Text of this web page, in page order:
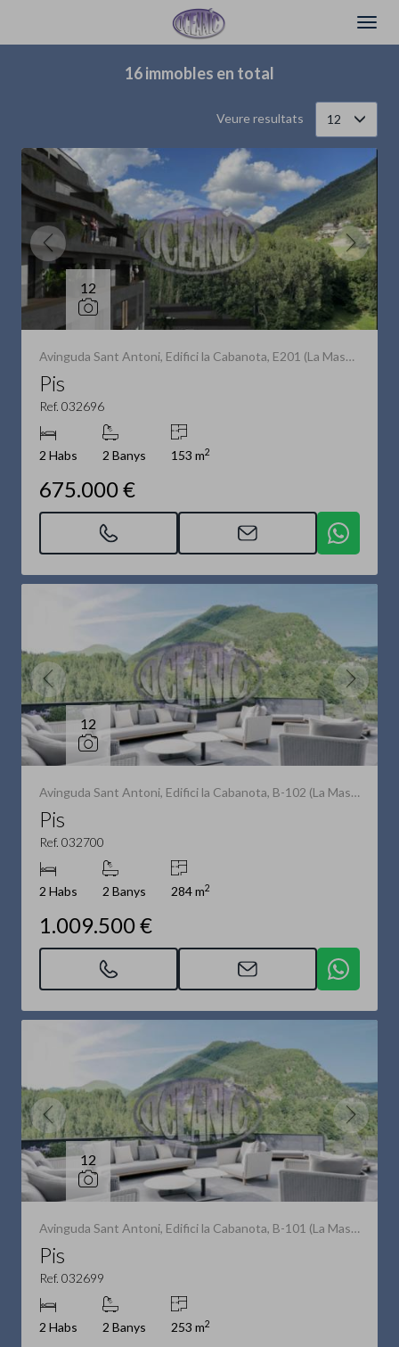
16 immobles en total
Veure resultats 12
12
Avinguda Sant Antoni, Edifici la Cabanota, E201 (La Massana)
Pis
Ref. 032696
2 Habs 2 Banys 153 m2
675.000 €
12
Avinguda Sant Antoni, Edifici la Cabanota, B-102 (La Massana)
Pis
Ref. 032700
2 Habs 2 Banys 284 m2
1.009.500 €
12
Avinguda Sant Antoni, Edifici la Cabanota, B-101 (La Massana)
Pis
Ref. 032699
2 Habs 2 Banys 253 m2